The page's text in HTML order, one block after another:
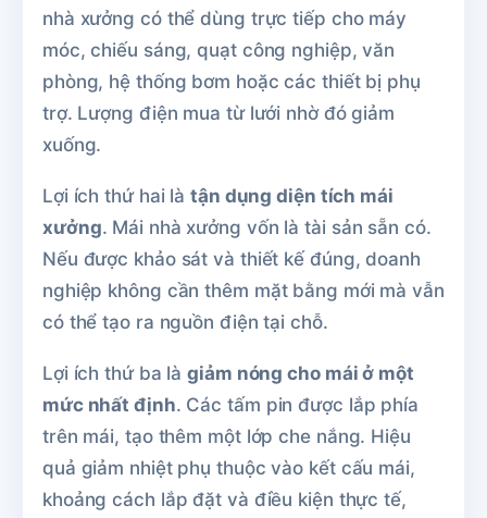
nhà xưởng có thể dùng trực tiếp cho máy
móc, chiếu sáng, quạt công nghiệp, văn
phòng, hệ thống bơm hoặc các thiết bị phụ
trợ. Lượng điện mua từ lưới nhờ đó giảm
xuống.
Lợi ích thứ hai làtận dụng diện tích mái
xưởng. Mái nhà xưởng vốn là tài sản sẵn có.
Nếu được khảo sát và thiết kế đúng, doanh
nghiệp không cần thêm mặt bằng mới mà vẫn
có thể tạo ra nguồn điện tại chỗ.
Lợi ích thứ ba làgiảm nóng cho mái ở một
mức nhất định. Các tấm pin được lắp phía
trên mái, tạo thêm một lớp che nắng. Hiệu
quả giảm nhiệt phụ thuộc vào kết cấu mái,
khoảng cách lắp đặt và điều kiện thực tế,